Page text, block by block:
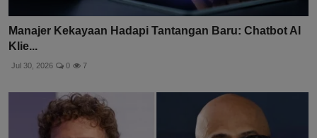
Manajer Kekayaan Hadapi Tantangan Baru: Chatbot AI
Klie...
Jul 30, 2026 0 7